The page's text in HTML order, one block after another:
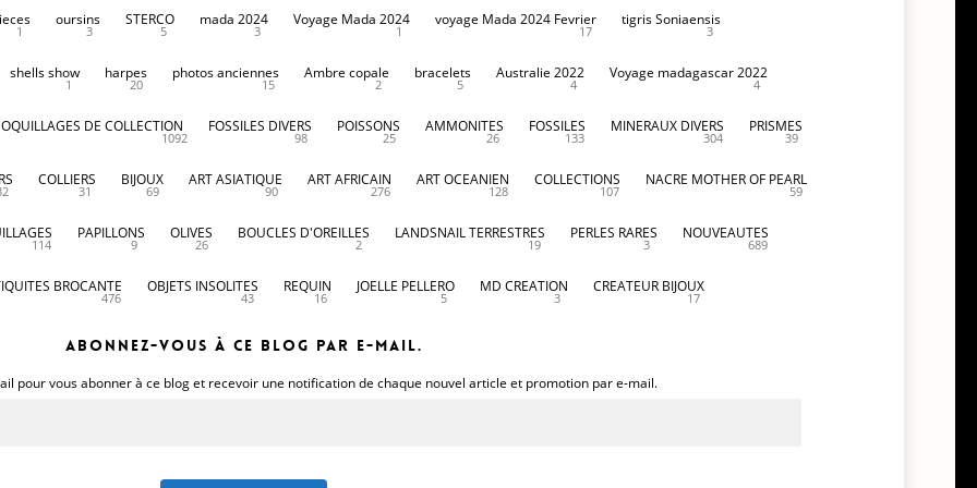
1
oursins
3
STERCO
5
mada 2024
3
Voyage Mada 2024
1
voyage Mada 2024 Fevrier
17
tigris Soniaensis
3
shells show
1
harpes
20
photos anciennes
15
Ambre copale
2
bracelets
5
Australie 2022
4
Voyage madagascar 2022
4
DE COLLECTION
1092
FOSSILES DIVERS
98
POISSONS
25
AMMONITES
26
FOSSILES
133
MINERAUX DIVERS
304
PRISMES
39
COLLIERS
31
BIJOUX
69
ART ASIATIQUE
90
ART AFRICAIN
276
ART OCEANIEN
128
COLLECTIONS
107
NACRE MOTHER OF PEARL
59
114
PAPILLONS
9
OLIVES
26
BOUCLES D'OREILLES
2
LANDSNAIL TERRESTRES
19
PERLES RARES
3
NOUVEAUTES
689
BROCANTE
476
OBJETS INSOLITES
43
REQUIN
16
JOELLE PELLERO
5
MD CREATION
3
CREATEUR BIJOUX
17
Abonnez-vous à ce blog par e-mail.
pour vous abonner à ce blog et recevoir une notification de chaque nouvel article et promotion par e-mail.